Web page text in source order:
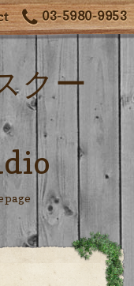
03-5980-9953
クー